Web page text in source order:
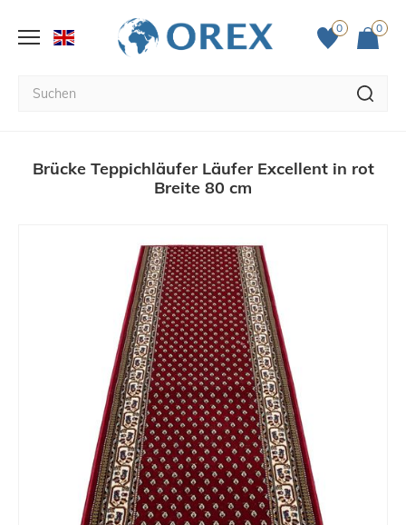
0 0
Brücke Teppichläufer Läufer Excellent in rot
Breite 80 cm